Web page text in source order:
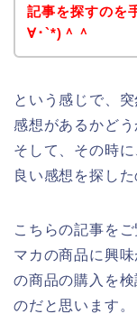
記事を探すのを
∀･`*)＾＾
という感じで、
感想があるかど
そして、その時
良い感想を探した
こちらの記事を
マカの商品に興
の商品の購入を
のだと思います。